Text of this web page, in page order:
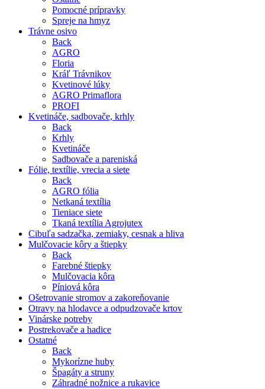
Pomocné prípravky
Spreje na hmyz
Trávne osivo
Back
AGRO
Floria
Kráľ Trávnikov
Kvetinové lúky
AGRO Primaflora
PROFI
Kvetináče, sadbovače, krhly
Back
Krhly
Kvetináče
Sadbovače a pareniská
Fólie, textílie, vrecia a siete
Back
AGRO fólia
Netkaná textília
Tieniace siete
Tkaná textília Agrojutex
Cibuľa sadzačka, zemiaky, cesnak a hliva
Mulčovacie kôry a štiepky
Back
Farebné štiepky
Mulčovacia kôra
Píniová kôra
Ošetrovanie stromov a zakoreňovanie
Otravy na hlodavce a odpudzovače krtov
Vinárske potreby
Postrekovače a hadice
Ostatné
Back
Mykorízne huby
Špagáty a struny
Záhradné nožnice a rukavice